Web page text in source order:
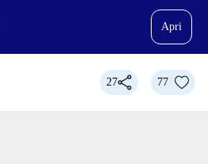
Apri
27 77